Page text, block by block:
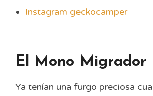
Instagram geckocamper
El Mono Migrador
Ya tenían una furgo preciosa